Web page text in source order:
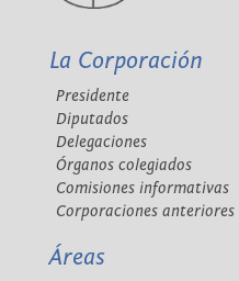
La Corporación
Presidente
Diputados
Delegaciones
Órganos colegiados
Comisiones informativas
Corporaciones anteriores
Áreas